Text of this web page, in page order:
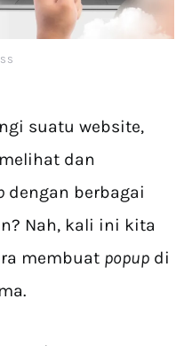
suatu website,
dan
dengan berbagai
Nah, kali ini kita
membuat popup di